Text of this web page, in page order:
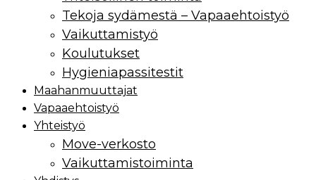
Tekoja sydämestä – Vapaaehtoistyö
Vaikuttamistyö
Koulutukset
Hygieniapassitestit
Maahan­muuttajat
Vapaaehtoistyö
Yhteistyö
Move-verkosto
Vaikuttamis­toiminta